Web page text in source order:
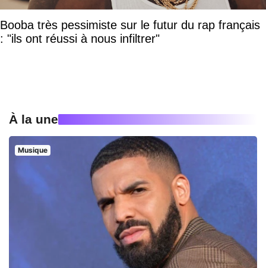
Booba très pessimiste sur le futur du rap français
: "ils ont réussi à nous infiltrer"
À la une
Musique